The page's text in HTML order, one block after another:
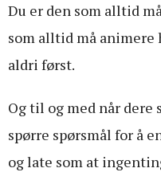
Du er den som alltid
som alltid må animere
aldri først.
Og til og med når dere
spørre spørsmål for å
og late som at